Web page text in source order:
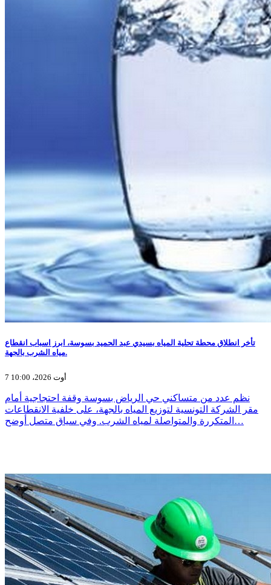
تأخر انطلاق محطة تحلية المياه بسيدي عبد الحميد بسوسة، ابرز اسباب انقطاع
مياه الشرب بالجهة.
7 أوت 2026، 10:00
نظم عدد من متساكني حي الرياض بسوسة وقفة احتجاجية أمام
مقر الشركة التونسية لتوزيع المياه بالجهة، على خلفية الانقطاعات
المتكررة والمتواصلة لمياه الشرب. وفي سياق متصل أوضح…